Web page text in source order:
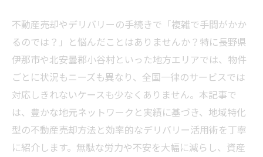
不動産売却やデリバリーの手続きで「複雑で手間がかか
るのでは？」と悩んだことはありませんか？特に長野県
伊那市や北安曇郡小谷村といった地方エリアでは、物件
ごとに状況もニーズも異なり、全国一律のサービスでは
対応しきれないケースも少なくありません。本記事で
は、豊かな地元ネットワークと実績に基づき、地域特化
型の不動産売却方法と効率的なデリバリー活用術を丁寧
に紹介します。無駄な労力や不安を大幅に減らし、資産